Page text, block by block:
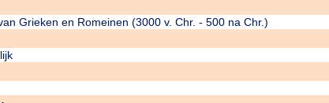
Grieken en Romeinen (3000 v. Chr. - 500 na Chr.)